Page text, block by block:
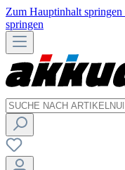
Zum Hauptinhalt springen
springen